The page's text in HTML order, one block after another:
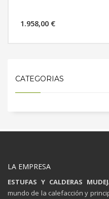
1.958,00 €
CATEGORIAS
LA EMPRESA
ESTUFAS Y CALDERAS
mundo de la calefacción y